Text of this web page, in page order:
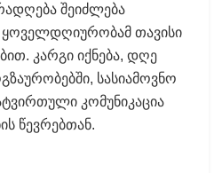
შეიძლება
თავისი
კარგი იქნება, დღე
სასიამოვნო
კომუნიკაცია
წევრებთან.